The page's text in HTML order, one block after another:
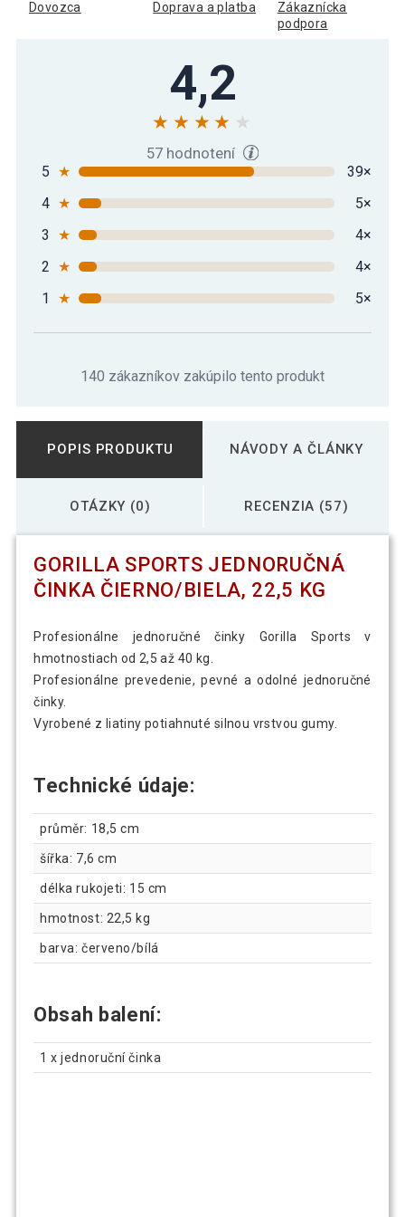
čierno/biela, 5 kg
Gorilla Sports Jednoručná činka
čierno/biela, 7,5 kg
Gorilla Sports Profesionálna jednoručka,
Dovozca Doprava a platba
Zákaznícka
podpora
4,2
57 hodnotení
5 ★
39×
4 ★
5×
3
★
4×
2 ★
4×
1
★ 5×
140 zákazníkov zakúpilo tento produkt
POPIS PRODUKTU NÁVODY A ČLÁNKY
OTÁZKY (0) RECENZIA (57)
GORILLA SPORTS JEDNORUČNÁ
ČINKA ČIERNO/BIELA, 22,5 KG
Profesionálne jednoručné činky Gorilla Sports v
hmotnostiach od 2,5 až 40 kg.
Profesionálne prevedenie, pevné a odolné jednoručné
činky.
Vyrobené z liatiny potiahnuté silnou vrstvou gumy.
Technické údaje:
průměr: 18,5 cm
šířka: 7,6 cm
délka rukojeti: 15 cm
hmotnost: 22,5 kg
barva: červeno/bílá
Obsah balení:
1 x jednoruční činka